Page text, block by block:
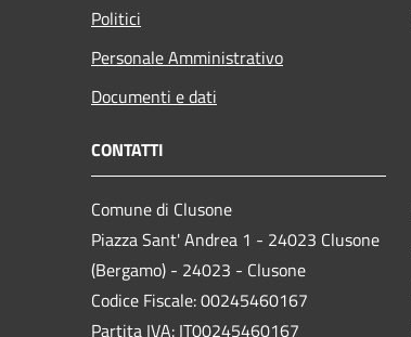
Politici
Personale Amministrativo
Documenti e dati
CONTATTI
Comune di Clusone
Piazza Sant' Andrea 1 - 24023 Clusone
(Bergamo) - 24023 - Clusone
Codice Fiscale: 00245460167
Partita IVA: IT00245460167